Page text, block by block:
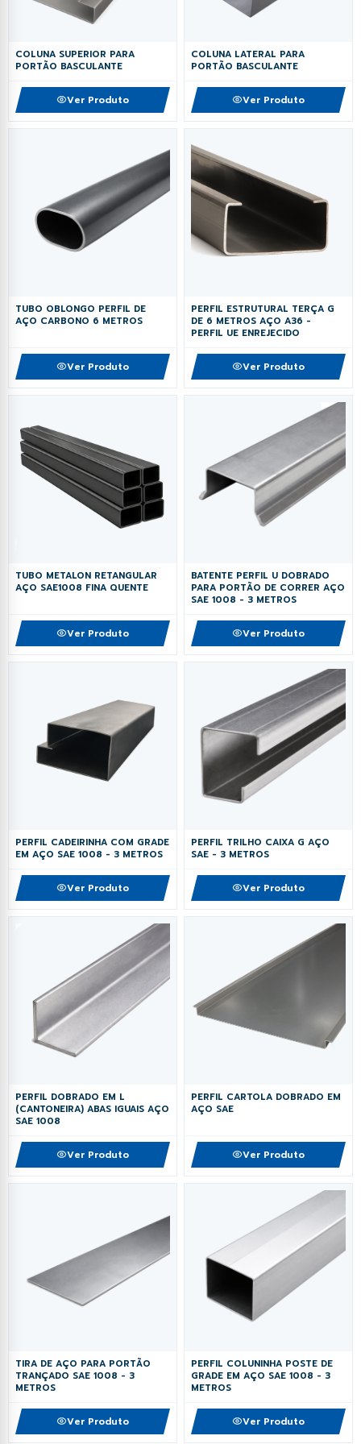
COLUNA SUPERIOR PARA
PORTÃO BASCULANTE
Ver Produto
COLUNA LATERAL PARA
PORTÃO BASCULANTE
Ver Produto
TUBO OBLONGO PERFIL DE
AÇO CARBONO 6 METROS
Ver Produto
PERFIL ESTRUTURAL TERÇA G
DE 6 METROS AÇO A36 -
PERFIL UE ENREJECIDO
Ver Produto
TUBO METALON RETANGULAR
AÇO SAE1008 FINA QUENTE
Ver Produto
BATENTE PERFIL U DOBRADO
PARA PORTÃO DE CORRER AÇO
SAE 1008 - 3 METROS
Ver Produto
PERFIL CADEIRINHA COM GRADE
EM AÇO SAE 1008 - 3 METROS
Ver Produto
PERFIL TRILHO CAIXA G AÇO
SAE - 3 METROS
Ver Produto
PERFIL DOBRADO EM L
(CANTONEIRA) ABAS IGUAIS AÇO
SAE 1008
Ver Produto
PERFIL CARTOLA DOBRADO EM
AÇO SAE
Ver Produto
TIRA DE AÇO PARA PORTÃO
TRANÇADO SAE 1008 - 3
METROS
Ver Produto
PERFIL COLUNINHA POSTE DE
GRADE EM AÇO SAE 1008 - 3
METROS
Ver Produto